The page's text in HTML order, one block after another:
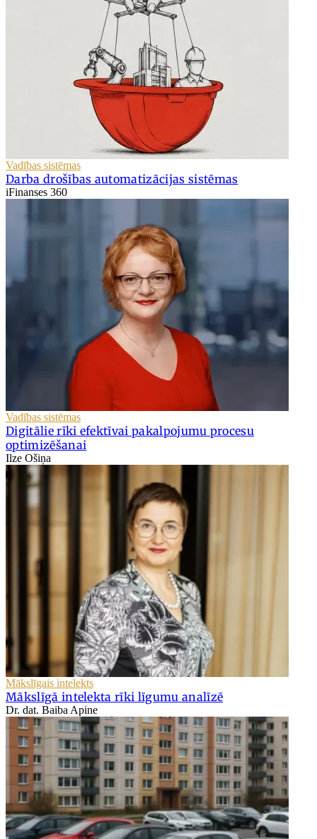
Vadības sistēmas
Darba drošības automatizācijas sistēmas
iFinanses 360
Vadības sistēmas
Digitālie rīki efektīvai pakalpojumu procesu
optimizēšanai
Ilze Ošiņa
Mākslīgais intelekts
Mākslīgā intelekta rīki līgumu analīzē
Dr. dat. Baiba Apine